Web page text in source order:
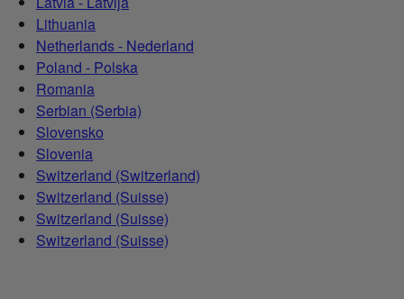
Lithuania
Netherlands - Nederland
Poland - Polska
Romania
Serbian (Serbia)
Slovensko
Slovenia
Switzerland (Switzerland)
Switzerland (Suisse)
Switzerland (Suisse)
Switzerland (Suisse)